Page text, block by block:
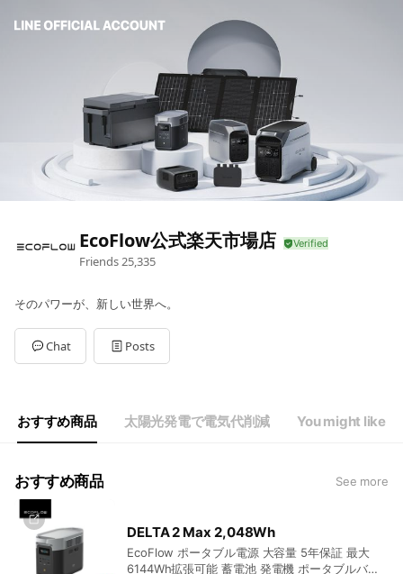
EcoFlow公式楽天市場店
Friends25,335
そのパワーが、新しい世界へ。
Chat Posts
おすすめ商品 太陽光発電で電気代削減 You might like
おすすめ商品 See more
DELTA 2 Max 2,048Wh
EcoFlow ポータブル電源 大容量 5年保証 最大
6144Wh拡張可能 蓄電池 発電機 ポータブルバッ